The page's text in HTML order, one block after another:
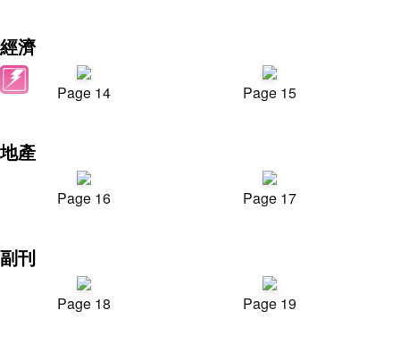
經濟
Page 14 Page 15
地產
Page 16 Page 17
副刊
Page 18 Page 19